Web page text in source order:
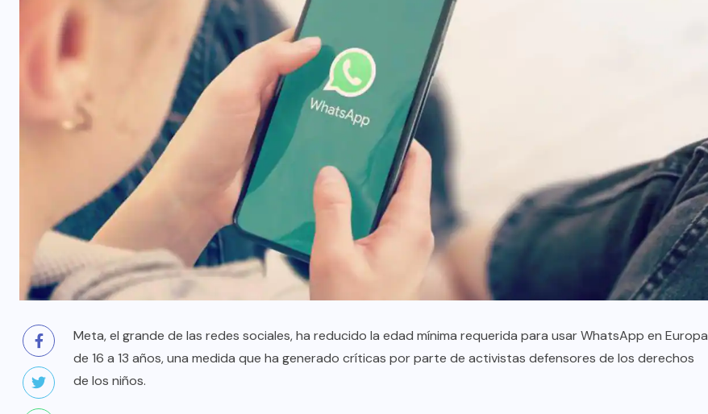
Meta, el grande de las redes sociales, ha reducido la edad mínima requerida para usar WhatsApp en Europa
de 16 a 13 años, una medida que ha generado críticas por parte de activistas defensores de los derechos
de los niños.